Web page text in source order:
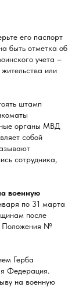
его паспорт
быть отметка об
учета –
или
штамп
органы МВД
собой
сотрудника,
военную
по 31 марта
после
Положения №
Герба
Федерация.
на военную